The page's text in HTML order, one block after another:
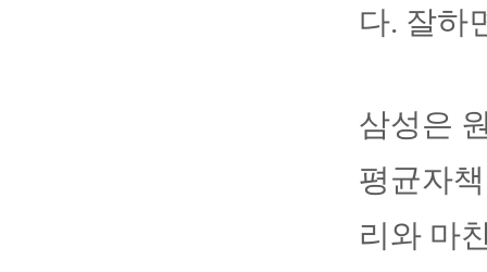
다. 잘하
삼성은
평균자
리와 마